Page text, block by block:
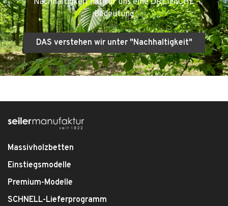
Nachhaltigkeit hat für uns eine DREIFACHE
Bedeutung
DAS verstehen wir unter "Nachhaltigkeit"
Massivholzbetten
Einstiegsmodelle
Premium-Modelle
SCHNELL-Lieferprogramm